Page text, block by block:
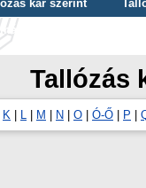
kar szerint
szerint
Tallózás
K L M N O Ó-Ő P